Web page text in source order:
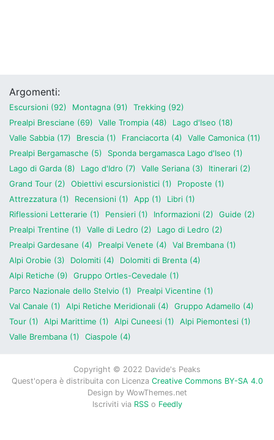
Argomenti:
Escursioni (92) Montagna (91)
Trekking (92)
Prealpi Bresciane (69)
Valle Trompia (48)
Lago d'Iseo (18)
Valle Sabbia (17)
Brescia (1) Franciacorta (4)
Valle Camonica (11)
Prealpi Bergamasche (5)
Sponda bergamasca Lago d'Iseo (1)
Lago di Garda (8)
Lago d'Idro (7) Valle Seriana (3)
Itinerari (2)
Grand Tour (2)
Obiettivi escursionistici (1)
Proposte (1)
Attrezzatura (1)
Recensioni (1) App (1)
Libri (1)
Riflessioni Letterarie (1)
Pensieri (1) Informazioni (2)
Guide (2)
Prealpi Trentine (1)
Valle di Ledro (2)
Lago di Ledro (2)
Prealpi Gardesane (4)
Prealpi Venete (4)
Val Brembana (1)
Alpi Orobie (3)
Dolomiti (4)
Dolomiti di Brenta (4)
Alpi Retiche (9)
Gruppo Ortles-Cevedale (1)
Parco Nazionale dello Stelvio (1)
Prealpi Vicentine (1)
Val Canale (1)
Alpi Retiche Meridionali (4)
Gruppo Adamello (4)
Tour (1)
Alpi Marittime (1) Alpi Cuneesi (1)
Alpi Piemontesi (1)
Valle Brembana (1)
Ciaspole (4)
Copyright © 2022 Davide's Peaks
Quest'opera è distribuita con Licenza Creative Commons BY-SA 4.0
Design by WowThemes.net
Iscriviti via RSSo Feedly